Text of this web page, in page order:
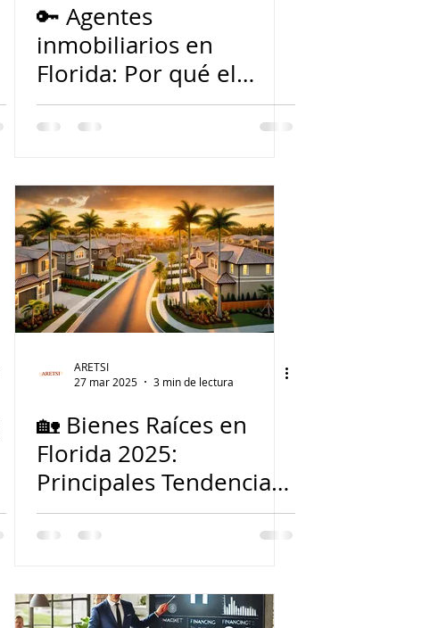
🔑 Agentes
inmobiliarios en
Florida: Por qué el
seguro de título
debería ser su mejor
ARETSI
27 mar 2025
3 min de lectura
🏡 Bienes Raíces en
Florida 2025:
Principales Tendencias
del Mercado que Todo
Comprador, Vendedor